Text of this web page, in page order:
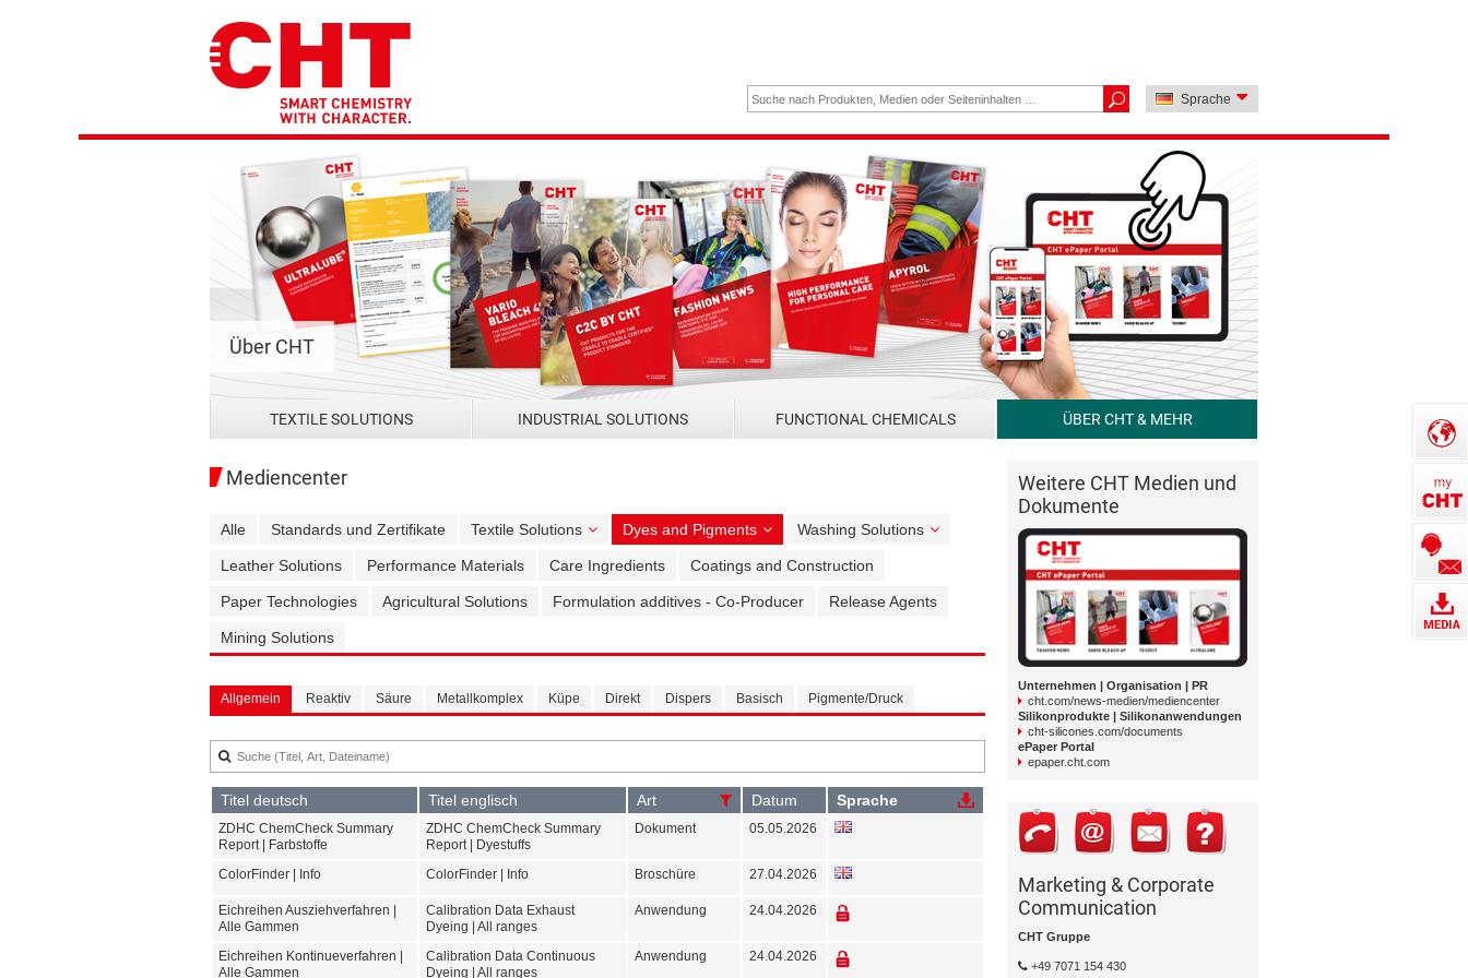
Sprache
Über CHT
TEXTILE SOLUTIONS INDUSTRIAL SOLUTIONS FUNCTIONAL CHEMICALS ÜBER CHT & MEHR
Mediencenter
Alle Standards und Zertifikate Textile Solutions Dyes and Pigments Washing Solutions
Leather Solutions Performance Materials Care Ingredients Coatings and Construction
Paper Technologies Agricultural Solutions Formulation additives - Co-Producer Release Agents
Mining Solutions
Allgemein Reaktiv Säure Metallkomplex Küpe Direkt Dispers Basisch Pigmente/Druck
Titel deutsch Titel englisch Art Datum Sprache
ZDHC ChemCheck Summary
Report | Farbstoffe
ZDHC ChemCheck Summary
Report | Dyestuffs
Dokument 05.05.2026
ColorFinder | Info ColorFinder | Info Broschüre 27.04.2026
Eichreihen Ausziehverfahren |
Alle Gammen
Calibration Data Exhaust
Dyeing | All ranges
Anwendung 24.04.2026
Eichreihen Kontinueverfahren |
Alle Gammen
Calibration Data Continuous
Dyeing | All ranges
Anwendung 24.04.2026
Weitere CHT Medien und
Dokumente
Unternehmen | Organisation | PR
cht.com/news-medien/mediencenter
Silikonprodukte | Silikonanwendungen
cht-silicones.com/documents
ePaper Portal
epaper.cht.com
Marketing & Corporate
Communication
CHT Gruppe
+49 7071 154 430